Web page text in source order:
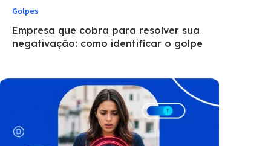
Golpes
Empresa que cobra para resolver sua
negativação: como identificar o golpe